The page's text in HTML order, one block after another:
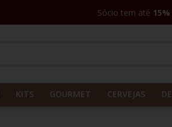
Sócio tem até
KITS GOURMET CERVEJAS